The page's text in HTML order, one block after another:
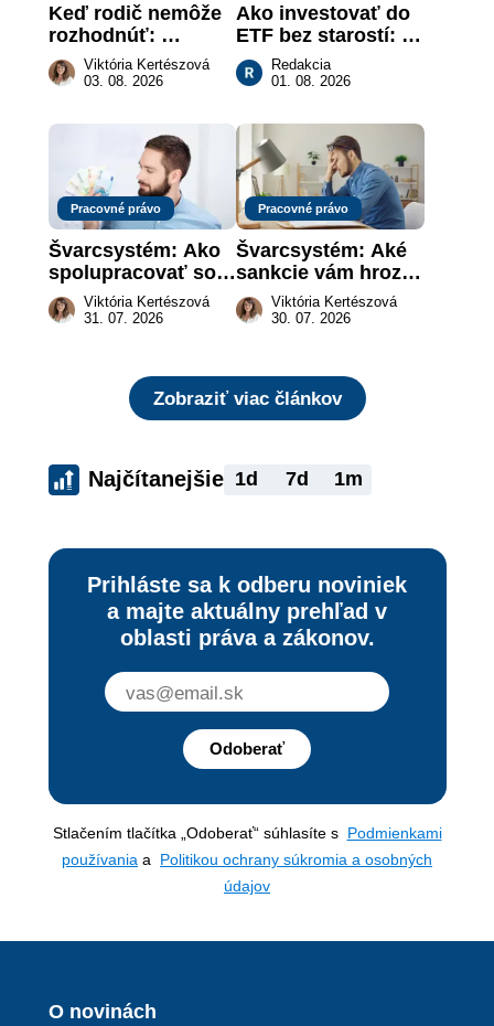
Keď rodič nemôže
rozhodnúť:
nahradenie prejavu
vôle súdom v
Viktória Kertészová
03. 08. 2026
Ako investovať do
ETF bez starostí:
Investičné plány,
ktoré urobia prácu
Redakcia
01. 08. 2026
Pracovné právo
Švarcsystém: Ako
spolupracovať so
živnostníkom
legálne a bez
Viktória Kertészová
31. 07. 2026
Pracovné právo
Švarcsystém: Aké
sankcie vám hrozia
a prečo nestačí
zaplatiť pokutu?
Viktória Kertészová
30. 07. 2026
Zobraziť viac článkov
Najčítanejšie 1d 7d 1m
Prihláste sa k odberu noviniek
a majte aktuálny prehľad v
oblasti práva a zákonov.
Odoberať
Stlačením tlačítka „Odoberať“ súhlasíte s Podmienkami
používania a Politikou ochrany súkromia a osobných
údajov
O novinách